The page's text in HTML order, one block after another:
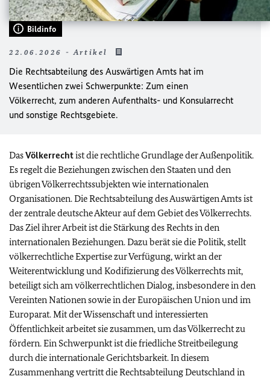
Bildinfo
22.06.2026 - Artikel
Die Rechtsabteilung des Auswärtigen Amts hat im
Wesentlichen zwei Schwerpunkte: Zum einen
Völkerrecht, zum anderen Aufenthalts- und Konsularrecht
und sonstige Rechtsgebiete.
DasVölkerrechtist die rechtliche Grundlage der Außenpolitik.
Es regelt die Beziehungen zwischen den Staaten und den
übrigen Völkerrechtssubjekten wie internationalen
Organisationen. Die Rechtsabteilung des Auswärtigen Amts ist
der zentrale deutsche Akteur auf dem Gebiet des Völkerrechts.
Das Ziel ihrer Arbeit ist die Stärkung des Rechts in den
internationalen Beziehungen. Dazu berät sie die Politik, stellt
völkerrechtliche Expertise zur Verfügung, wirkt an der
Weiterentwicklung und Kodifizierung des Völkerrechts mit,
beteiligt sich am völkerrechtlichen Dialog, insbesondere in den
Vereinten Nationen sowie in der Europäischen Union und im
Europarat. Mit der Wissenschaft und interessierten
Öffentlichkeit arbeitet sie zusammen, um das Völkerrecht zu
fördern. Ein Schwerpunkt ist die friedliche Streitbeilegung
durch die internationale Gerichtsbarkeit. In diesem
Zusammenhang vertritt die Rechtsabteilung Deutschland in